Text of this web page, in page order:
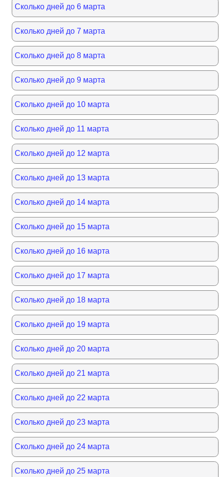
Сколько дней до 6 марта
Сколько дней до 7 марта
Сколько дней до 8 марта
Сколько дней до 9 марта
Сколько дней до 10 марта
Сколько дней до 11 марта
Сколько дней до 12 марта
Сколько дней до 13 марта
Сколько дней до 14 марта
Сколько дней до 15 марта
Сколько дней до 16 марта
Сколько дней до 17 марта
Сколько дней до 18 марта
Сколько дней до 19 марта
Сколько дней до 20 марта
Сколько дней до 21 марта
Сколько дней до 22 марта
Сколько дней до 23 марта
Сколько дней до 24 марта
Сколько дней до 25 марта